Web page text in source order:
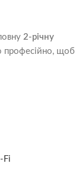
2-річну
професійно, щоб
Fi